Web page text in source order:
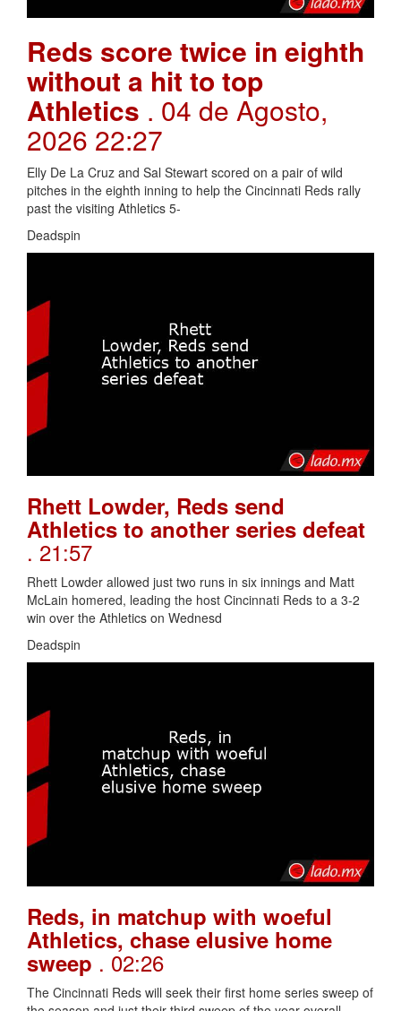
Reds score twice in eighth
without a hit to top
Athletics . 04 de Agosto,
2026 22:27
Elly De La Cruz and Sal Stewart scored on a pair of wild
pitches in the eighth inning to help the Cincinnati Reds rally
past the visiting Athletics 5-
Deadspin
Rhett Lowder, Reds send
Athletics to another series defeat
. 21:57
Rhett Lowder allowed just two runs in six innings and Matt
McLain homered, leading the host Cincinnati Reds to a 3-2
win over the Athletics on Wednesd
Deadspin
Reds, in matchup with woeful
Athletics, chase elusive home
sweep . 02:26
The Cincinnati Reds will seek their first home series sweep of